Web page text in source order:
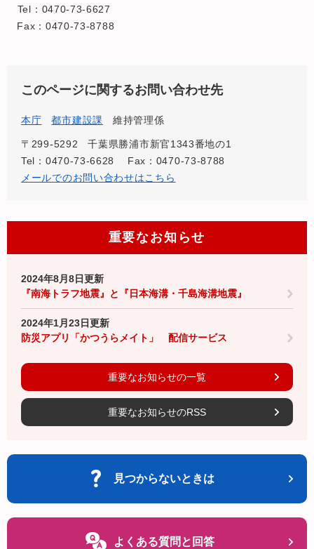
Tel：0470-73-6627
​ Fax：0470-73-8788
このページに関するお問い合わせ先
本庁 都市建設課 維持管理係
〒299-5292
千葉県勝浦市新官1343番地の1
Tel：0470-73-6628
Fax：0470-73-8788
メールでのお問い合わせはこちら
重要なお知らせ
2024年8月8日更新
『南海トラフ地震』と『日本海溝・千島海溝地震』
2024年1月23日更新
防災アプリ「かつうらメイト」 配信サービス
重要なお知らせの一覧
重要なお知らせのRSS
見つからないときは
よくある質問と回答